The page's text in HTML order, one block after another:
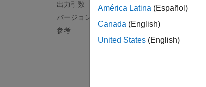
出力引数
バージョン履歴
参考
América Latina (Español)
Canada (English)
United States (English)